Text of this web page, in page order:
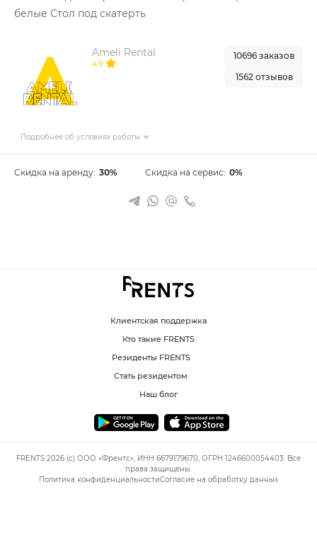
белые Стол под скатерть
Ameli Rental
4.9
Подробнее об условиях работы
10696 заказов
1562 отзывов
Скидка на аренду: 30% Скидка на сервис: 0%
Клиентская поддержка
Кто такие FRENTS
Резиденты FRENTS
Стать резидентом
Наш блог
FRENTS 2026 (c) ООО «Френтс», ИНН 6679179670, ОГРН 1246600054403. Все
права защищены.
Политика конфиденциальностиСогласие на обработку данных